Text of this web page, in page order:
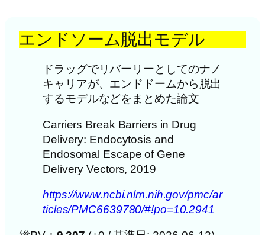
エンドソーム脱出モデル
ドラッグでリバーリーとしてのナノ
キャリアが、エンドドームから脱出
するモデルなどをまとめた論文
Carriers Break Barriers in Drug
Delivery: Endocytosis and
Endosomal Escape of Gene
Delivery Vectors, 2019
https://www.ncbi.nlm.nih.gov/pmc/ar
ticles/PMC6639780/#!po=10.2941